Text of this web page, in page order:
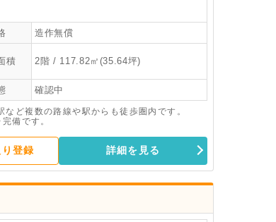
造作無償
積 2階 / 117.82㎡(35.64坪)
確認中
ど複数の路線や駅からも徒歩圏内です。
備です。
登録 詳細を見る